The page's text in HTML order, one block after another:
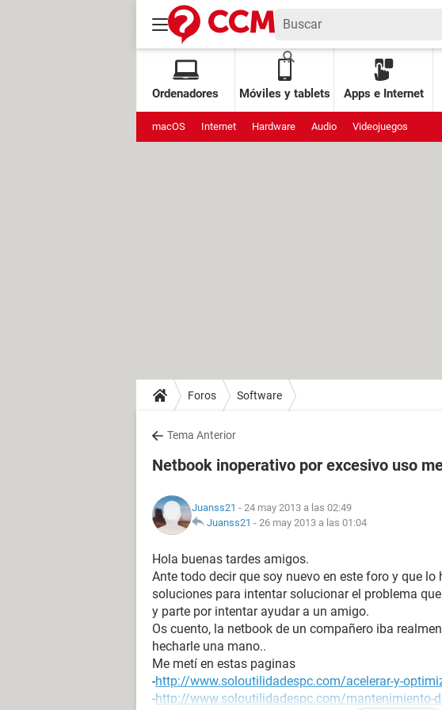
Ordenadores Móviles y tablets Apps e Internet
macOS Internet Hardware Audio Videojuegos
Foros Software
Tema Anterior
Netbook inoperativo por excesivo uso
Juanss21 - 24 may 2013 a las 02:49
Juanss21 - 26 may 2013 a las 01:04
Hola buenas tardes amigos.
Ante todo decir que soy nuevo en este foro y que
soluciones para intentar solucionar el problema
y parte por intentar ayudar a un amigo.
Os cuento, la netbook de un compañero iba
hecharle una mano..
Me metí en estas paginas
-http://www.soloutilidadespc.com/acelerar-y-
-http://www.soloutilidadespc.com/mantenimiento-